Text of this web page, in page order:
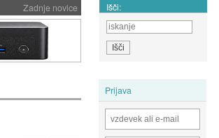
Zadnje novice Išči:
Prijava